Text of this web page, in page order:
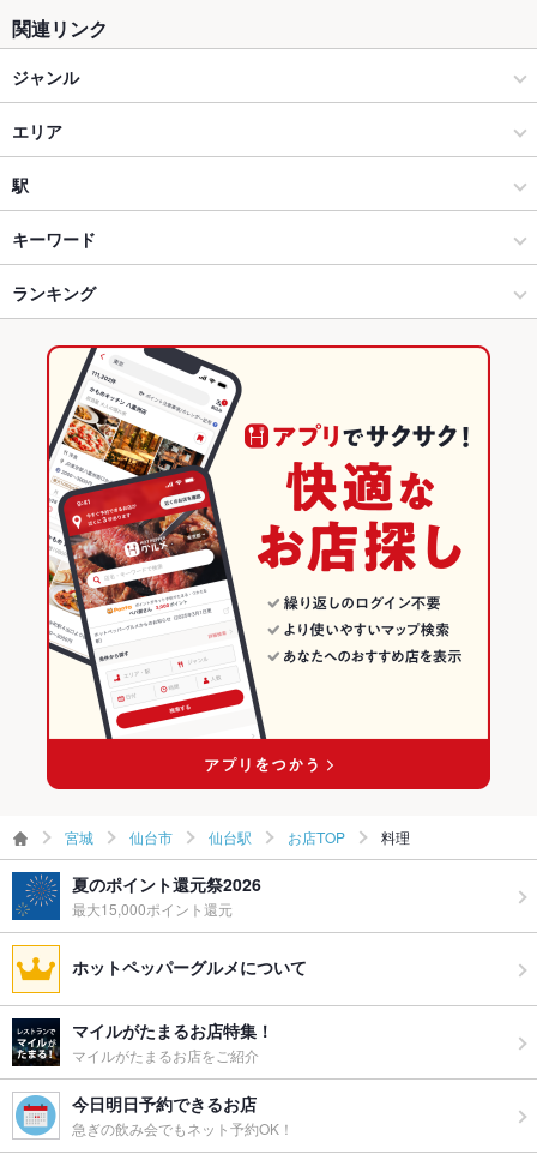
関連リンク
ジャンル
居酒屋
和風
仙台市 × 居酒屋
仙台市 × 和風
仙台駅 × 居酒屋
仙台駅 × 和風
エリア
仙台駅
仙台駅 × 居酒屋
仙台駅 × 和風
宮城 × 居酒屋
宮城 × 和風
駅
あおば通駅
仙台駅
広瀬通駅
キーワード
卵焼き からあげ うどん
ランキング
宮城のグルメランキング
宮城の居酒屋ランキング
仙台市のグルメランキング
仙台市の居酒屋ランキング
仙台駅のグルメランキング
仙台駅の居酒屋ランキング
宮城 仙台市 仙台駅 お店TOP 料理
夏のポイント還元祭2026
最大15,000ポイント還元
ホットペッパーグルメについて
マイルがたまるお店特集！
マイルがたまるお店をご紹介
今日明日予約できるお店
急ぎの飲み会でもネット予約OK！